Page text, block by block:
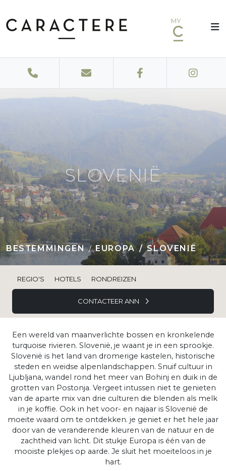
MY
SLOVENIË
BESTEMMINGEN EUROPA SLOVENIË
REGIO'S HOTELS RONDREIZEN
CONTACTEER ANN
Een wereld van maanverlichte bossen en kronkelende
turquoise rivieren. Slovenië, je waant je in een sprookje.
Slovenië is het land van dromerige kastelen, historische
steden en weidse alpenlandschappen. Snuif cultuur in
Ljubljana, wandel rond het meer van Bohinj en duik in de
grotten van Postonja. Vergeet intussen niet te genieten
van de aparte mix van drie culturen die blenden als melk
in je koffie. Ook in het voor- en najaar is Slovenië de
moeite waard om te ontdekken. je geniet er het hele jaar
door van de veranderende kleuren van de natuur en de
zachtheid van licht. Dit stukje Europa is één van de
mooiste plekjes op aarde. Je sluit het moeiteloos in je
hart.